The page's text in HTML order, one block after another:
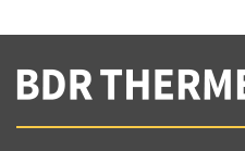
Вы соглашаетесь с
конфеденциальности